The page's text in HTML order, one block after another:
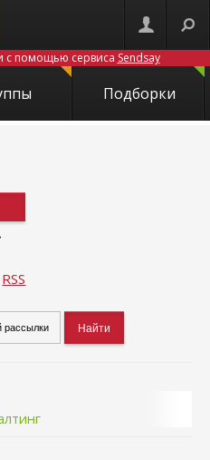
с помощью сервиса Sendsay
Подборки
RSS